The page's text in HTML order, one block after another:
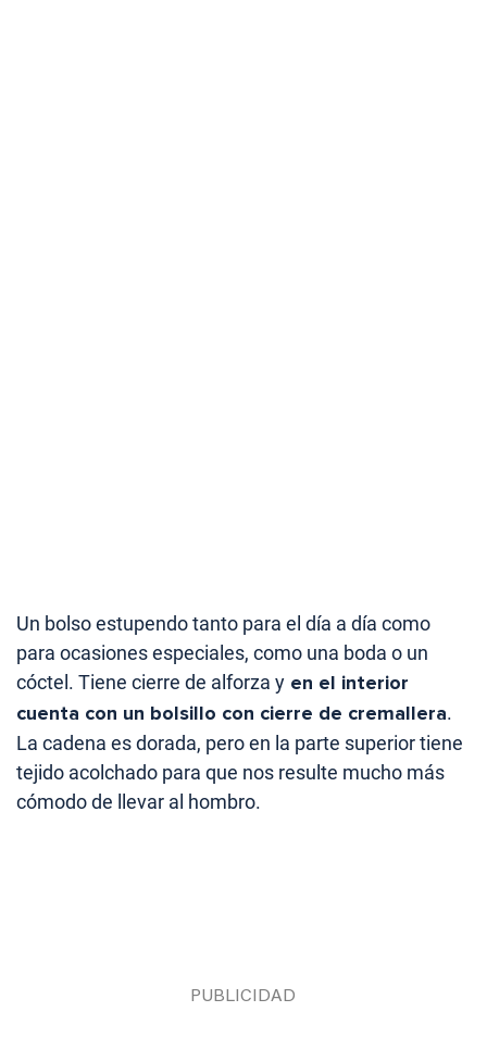
Un bolso estupendo tanto para el día a día como
para ocasiones especiales, como una boda o un
cóctel. Tiene cierre de alforza y en el interior
cuenta con un bolsillo con cierre de cremallera.
La cadena es dorada, pero en la parte superior tiene
tejido acolchado para que nos resulte mucho más
cómodo de llevar al hombro.